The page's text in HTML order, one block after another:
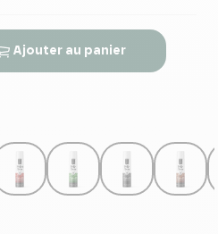
Ajouter au panier